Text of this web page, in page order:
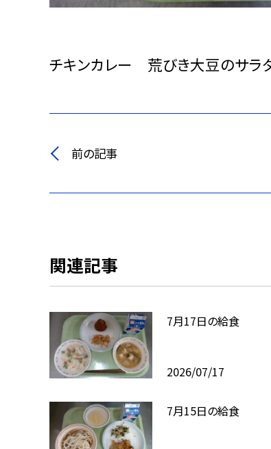
チキンカレー 荒びき大豆のサ
前の記事
関連記事
7月17日の給食
2026/07/17
7月15日の給食